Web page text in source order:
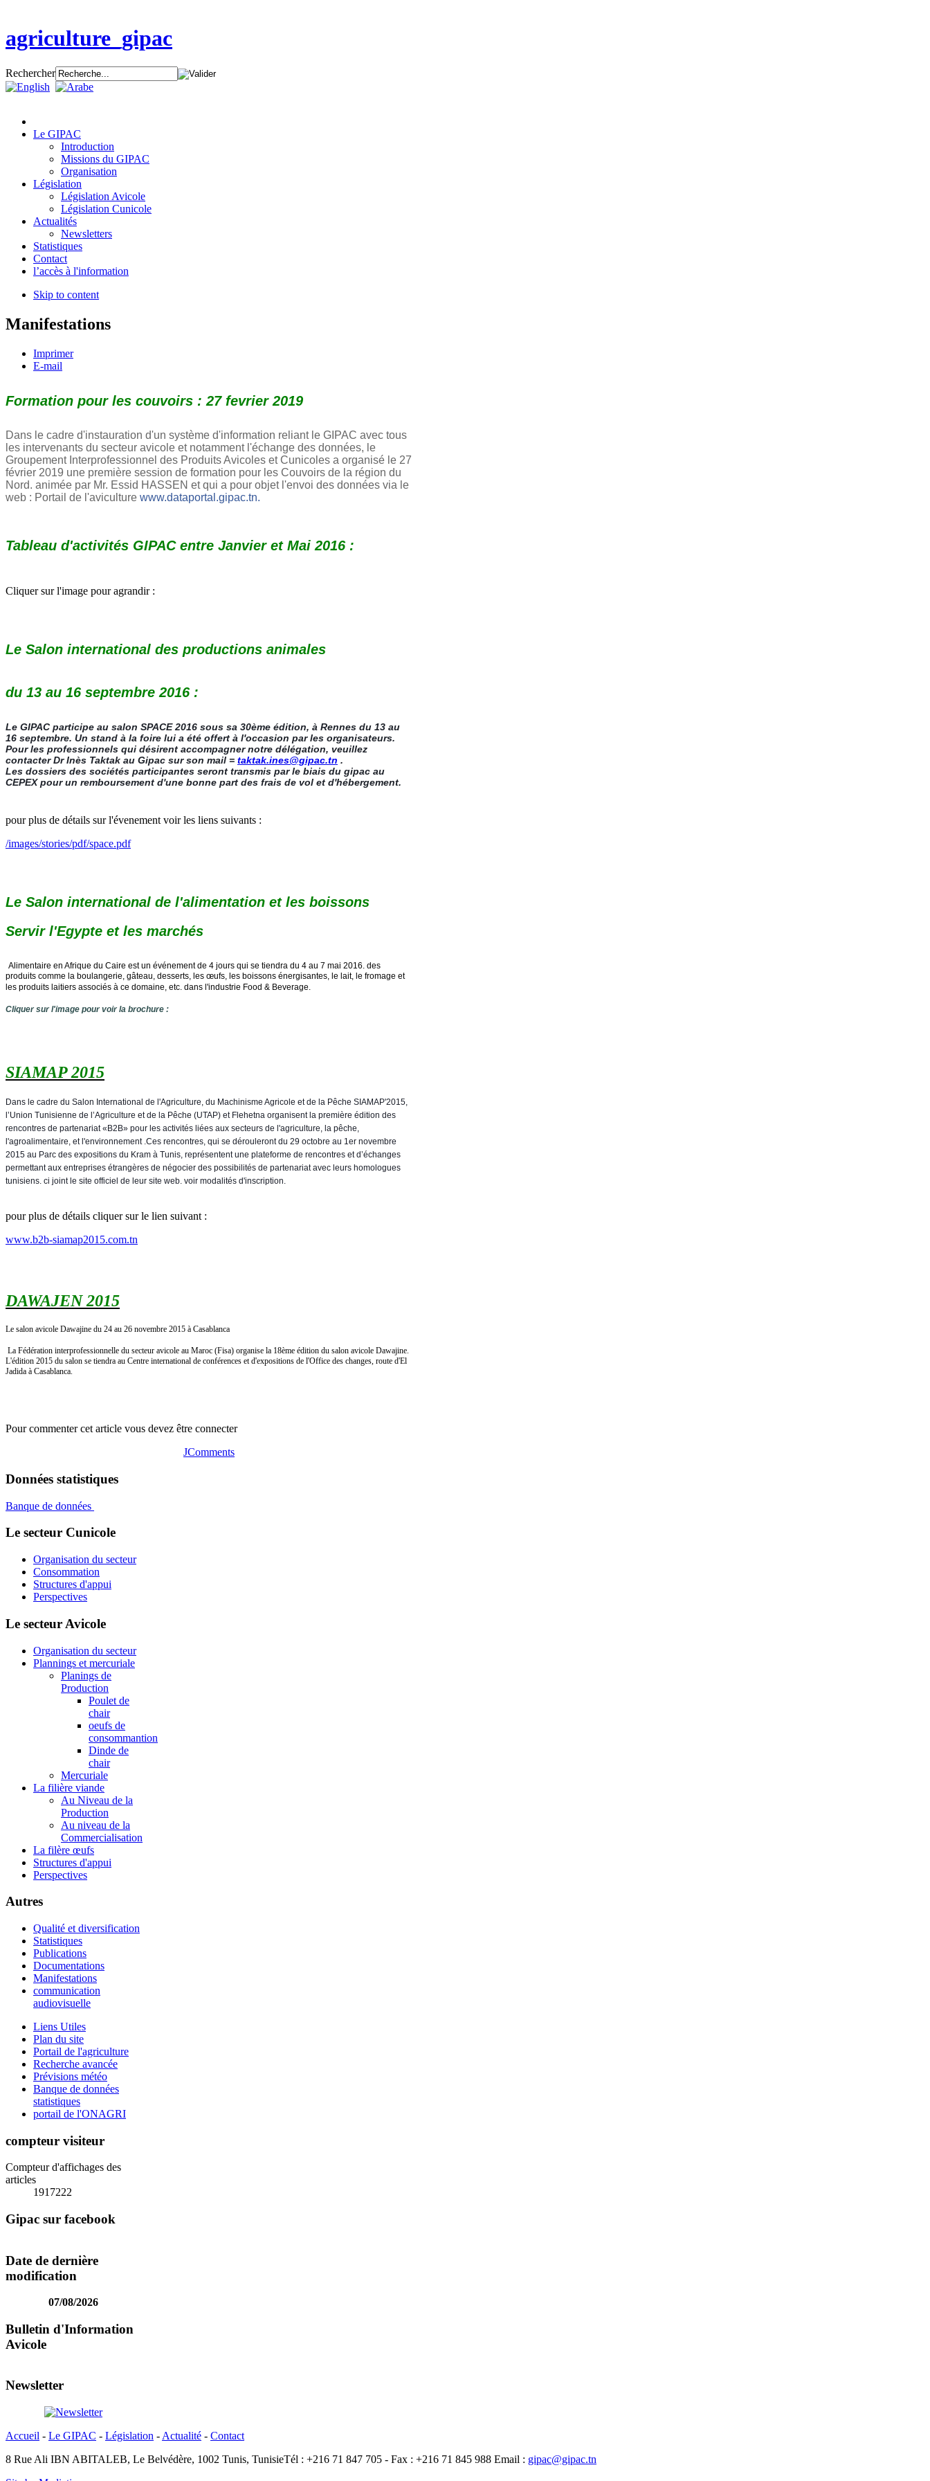
agriculture_gipac
Rechercher
Le GIPAC
Introduction
Missions du GIPAC
Organisation
Législation
Législation Avicole
Législation Cunicole
Actualités
Newsletters
Statistiques
Contact
l’accès à l'information
Skip to content
Manifestations
Imprimer
E-mail
Formation pour les couvoirs : 27 fevrier 2019
Dans le cadre d'instauration d'un système d'information reliant le GIPAC avec tous
les intervenants du secteur avicole et notammentl'échange des données, le
Groupement Interprofessionnel des Produits Avicoles et Cunicoles a organisé le 27
février 2019 une première session de formation pour les Couvoirs de la région du
Nord. animée par Mr. Essid HASSEN et qui a pour objet l'envoi des données via le
web : Portail de l'aviculture www.dataportal.gipac.tn.
Tableau d'activités GIPAC entre Janvier et Mai 2016 :
Cliquer sur l'image pour agrandir :
Le Salon international des productions animales
du 13 au 16 septembre 2016 :
Le GIPAC participe au salon SPACE 2016 sous sa 30ème édition, à Rennes du 13 au
16 septembre. Un stand à la foire lui a été offert à l'occasion par les organisateurs.
Pour les professionnels qui désirent accompagner notre délégation, veuillez
contacter Dr Inès Taktak au Gipac sur son mail = taktak.ines@gipac.tn .
Les dossiers des sociétés participantes seront transmis par le biais du gipac au
CEPEX pour un remboursement d'une bonne part des frais de vol et d'hébergement.
pour plus de détails sur l'évenement voir les liens suivants :
/images/stories/pdf/space.pdf
Le Salon international de l'alimentation et les boissons
Servir l'Egypte et les marchés
Alimentaire en Afrique du Caire est un événement de 4 jours qui se tiendra du 4 au 7 mai 2016. des
produits comme la boulangerie, gâteau, desserts, les œufs, les boissons énergisantes, le lait, le fromage et
les produits laitiers associés à ce domaine, etc. dans l'industrie Food & Beverage.
Cliquer sur l'image pour voir la brochure :
SIAMAP 2015
Dans le cadre du Salon International de l'Agriculture, du Machinisme Agricole et de la Pêche SIAMAP'2015,
l’Union Tunisienne de l’Agriculture et de la Pêche (UTAP) et Flehetna organisent la première édition des
rencontres de partenariat «B2B» pour les activités liées aux secteurs de l'agriculture, la pêche,
l'agroalimentaire, et l'environnement .Ces rencontres, qui se dérouleront du 29 octobre au 1er novembre
2015 au Parc des expositions du Kram à Tunis, représentent une plateforme de rencontres et d’échanges
permettant aux entreprises étrangères de négocier des possibilités de partenariat avec leurs homologues
tunisiens. ci joint le site officiel de leur site web. voir modalités d'inscription.
pour plus de détails cliquer sur le lien suivant :
www.b2b-siamap2015.com.tn
DAWAJEN 2015
Le salon avicole Dawajine du 24 au 26 novembre 2015 à Casablanca
La Fédération interprofessionnelle du secteur avicole au Maroc (Fisa) organise la 18ème édition du salon avicole Dawajine.
L'édition 2015 du salon se tiendra au Centre international de conférences et d'expositions de l'Office des changes, route d'El
Jadida à Casablanca.
Pour commenter cet article vous devez être connecter
JComments
Données statistiques
Banque de données
Le secteur Cunicole
Organisation du secteur
Consommation
Structures d'appui
Perspectives
Le secteur Avicole
Organisation du secteur
Plannings et mercuriale
Planings de
Production
Poulet de
chair
oeufs de
consommantion
Dinde de
chair
Mercuriale
La filière viande
Au Niveau de la
Production
Au niveau de la
Commercialisation
La filère œufs
Structures d'appui
Perspectives
Autres
Qualité et diversification
Statistiques
Publications
Documentations
Manifestations
communication
audiovisuelle
Liens Utiles
Plan du site
Portail de l'agriculture
Recherche avancée
Prévisions météo
Banque de données
statistiques
portail de l'ONAGRI
compteur visiteur
Compteur d'affichages des
articles
1917222
Gipac sur facebook
Date de dernière
modification
07/08/2026
Bulletin d'Information
Avicole
Newsletter
Accueil - Le GIPAC - Législation - Actualité - Contact
8 Rue Ali IBN ABITALEB, Le Belvédère, 1002 Tunis, TunisieTél : +216 71 847 705 - Fax : +216 71 845 988 Email : gipac@gipac.tn